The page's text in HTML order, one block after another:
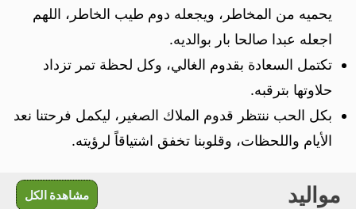
يحميه من المخاطر، ويجعله دوم طيب الخاطر، اللهم
اجعله عبدا صالحا بار بوالديه.
تكتمل السعادة بقدوم الغالي، وكل لحظة تمر تزداد
حلاوتها بترقبه.
بكل الحب ننتظر قدوم الملاك الصغير، ليكمل فرحتنا نعد
الأيام واللحظات، وقلوبنا تخفق اشتياقاً لرؤيته.
مواليد مشاهدة الكل